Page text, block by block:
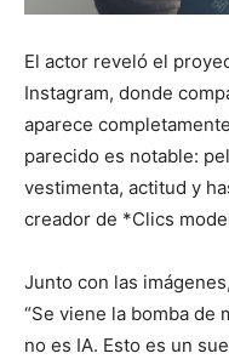
El actor reveló el
Instagram, donde
aparece
parecido es notable:
vestimenta, actitud y
creador de *Clics
Junto con las
“Se viene la bomba de
no es IA. Esto es un